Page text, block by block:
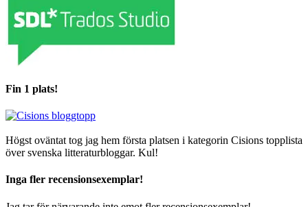
Fin 1 plats!
Högst oväntat tog jag hem första platsen i kategorin Cisions topplista
över svenska litteraturbloggar. Kul!
Inga fler recensionsexemplar!